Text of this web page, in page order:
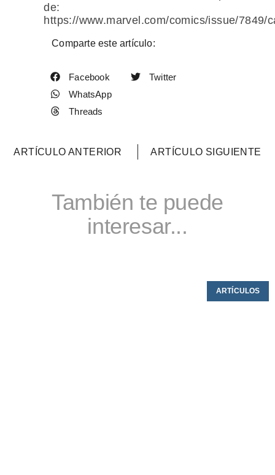
de:
https://www.marvel.com/comics/issue/7849/
Comparte este artículo:
Facebook
Twitter
WhatsApp
Threads
ARTÍCULO ANTERIOR ARTÍCULO SIGUIENTE
También te puede
interesar...
ARTÍCULOS